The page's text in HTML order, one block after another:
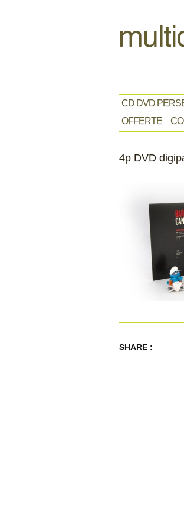
CD DVD
OFFERTE
4p DVD
SHARE :